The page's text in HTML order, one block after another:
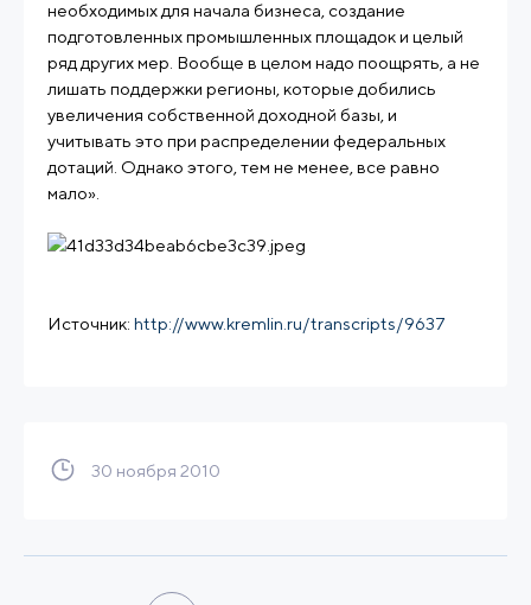
необходимых для начала бизнеса, создание
подготовленных промышленных площадок и целый
ряд других мер. Вообще в целом надо поощрять, а не
лишать поддержки регионы, которые добились
увеличения собственной доходной базы, и
учитывать это при распределении федеральных
дотаций. Однако этого, тем не менее, все равно
мало».
Источник: http://www.kremlin.ru/transcripts/9637
30 ноября 2010